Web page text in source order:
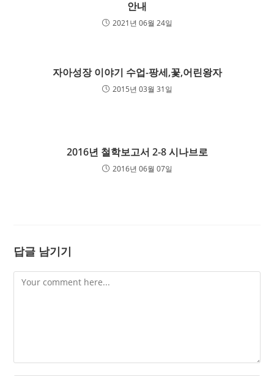
안내
2021년 06월 24일
자아성장 이야기 수업-팡세,꽃,어린왕자
2015년 03월 31일
2016년 철학보고서 2-8 시나브로
2016년 06월 07일
답글 남기기
Comment